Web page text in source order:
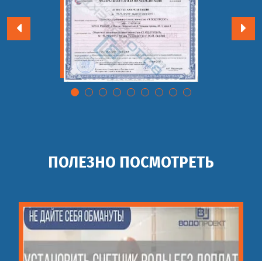
ПОЛЕЗНО ПОСМОТРЕТЬ